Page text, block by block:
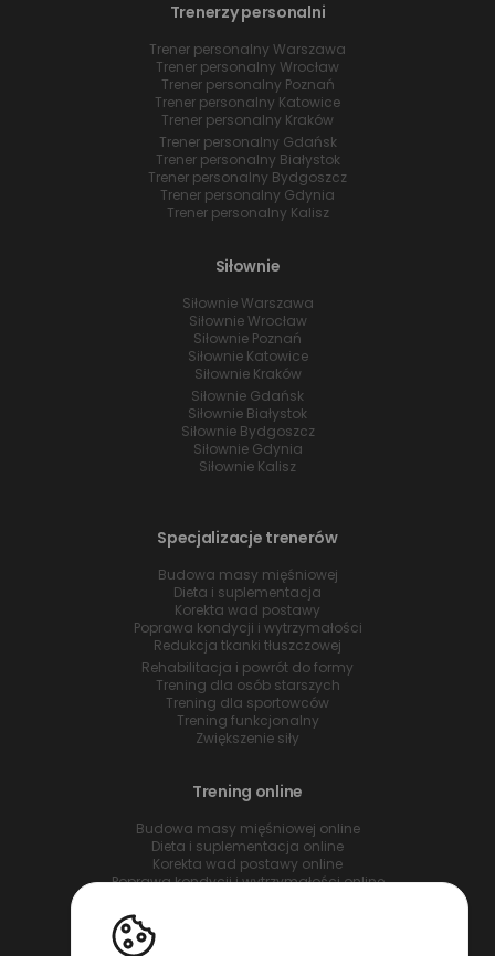
Trenerzy personalni
Trener personalny Warszawa
Trener personalny Wrocław
Trener personalny Poznań
Trener personalny Katowice
Trener personalny Kraków
Trener personalny Gdańsk
Trener personalny Białystok
Trener personalny Bydgoszcz
Trener personalny Gdynia
Trener personalny Kalisz
Siłownie
Siłownie Warszawa
Siłownie Wrocław
Siłownie Poznań
Siłownie Katowice
Siłownie Kraków
Siłownie Gdańsk
Siłownie Białystok
Siłownie Bydgoszcz
Siłownie Gdynia
Siłownie Kalisz
Specjalizacje trenerów
Budowa masy mięśniowej
Dieta i suplementacja
Korekta wad postawy
Poprawa kondycji i wytrzymałości
Redukcja tkanki tłuszczowej
Rehabilitacja i powrót do formy
Trening dla osób starszych
Trening dla sportowców
Trening funkcjonalny
Zwiększenie siły
Trening online
Budowa masy mięśniowej online
Dieta i suplementacja online
Korekta wad postawy online
Poprawa kondycji i wytrzymałości online
Rehabilitacja i powrót do formy online
Trening dla osób starszych online